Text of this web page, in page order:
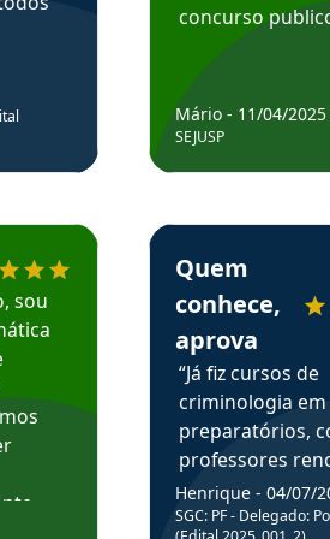
o Aprova Concursos em depoimento
sou
concurso
Mário - 11/04/2025
SEJUSP
Estudante Henrique
Quem
conhece,
aprova
“Já fiz cursos de
criminologia em
preparatórios,
professores
fiz curso em pós
graduação.
Henrique - 04/07/
SGC: PF - Delegado: